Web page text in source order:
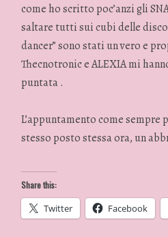
come ho scritto poc’anzi gli
saltare tutti sui cubi delle
dancer” sono stati un vero e
Thecnotronic e ALEXIA mi
puntata .
L’appuntamento come
stesso posto stessa ora, un
Share this:
Twitter Facebook